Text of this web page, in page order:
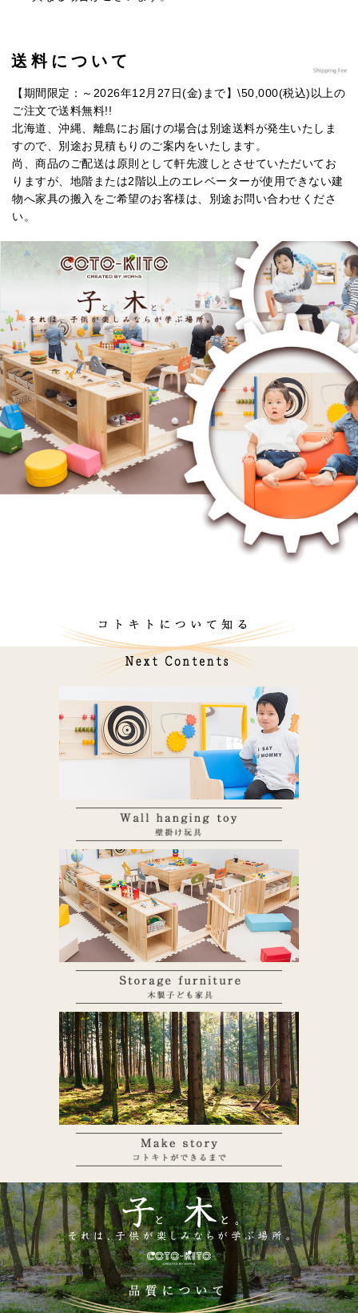
送料について
【期間限定：～2026年12月27日(金)まで】\50,000(税込)以上の
ご注文で送料無料!!
北海道、沖縄、離島にお届けの場合は別途送料が発生いたしま
すので、別途お見積もりのご案内をいたします。
尚、商品のご配送は原則として軒先渡しとさせていただいてお
りますが、地階または2階以上のエレベーターが使用できない建
物へ家具の搬入をご希望のお客様は、別途お問い合わせくださ
い。